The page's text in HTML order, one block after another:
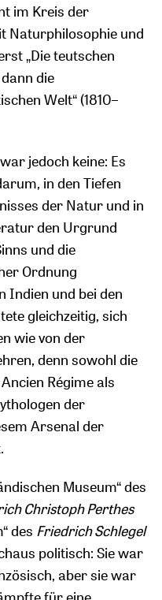
im Kreis der
Naturphilosophie und
„Die teutschen
die
Welt“ (1810–
jedoch keine: Es
in den Tiefen
der Natur und in
den Urgrund
und die
Ordnung
Indien und bei den
gleichzeitig, sich
wie von der
denn sowohl die
Régime als
der
Arsenal der
Museum“ des
Christoph Perthes
des Friedrich Schlegel
politisch: Sie war
aber sie war